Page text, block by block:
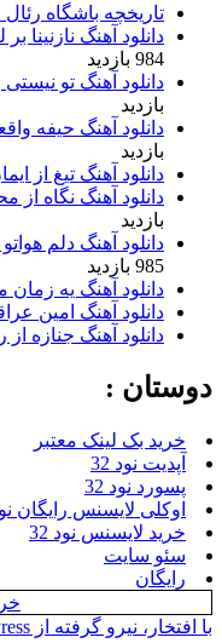
تاریخچه باشگاه رئال
دانلود آهنگ
984 بازدید
دانلود آهنگ تو
بازدید
دانلود آهنگ حیفه
بازدید
دانلود آهنگ تیغ از
دانلود آهنگ نگاه از
بازدید
دانلود آهنگ دلم
985 بازدید
دانلود آهنگ یه
دانلود آهنگ امین
دانلود آهنگ جنازه
دوستان :
خرید بک لینک معتبر
آپدیت نود 32
پسورد نود 32
اوکلی لایسنس رایگان نود
خرید لایسنس نود 32
سئو سایت
رایگان
با افتخار، نیرو گرفته از WordPress